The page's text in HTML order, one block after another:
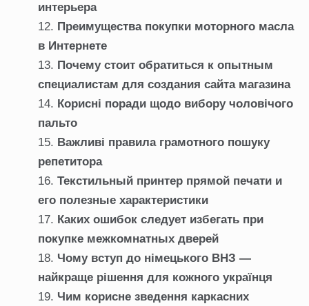
интерьера
Преимущества покупки моторного масла
в Интернете
Почему стоит обратиться к опытным
специалистам для создания сайта магазина
Корисні поради щодо вибору чоловічого
пальто
Важливі правила грамотного пошуку
репетитора
Текстильный принтер прямой печати и
его полезные характеристики
Каких ошибок следует избегать при
покупке межкомнатных дверей
Чому вступ до німецького ВНЗ —
найкраще рішення для кожного українця
Чим корисне зведення каркасних